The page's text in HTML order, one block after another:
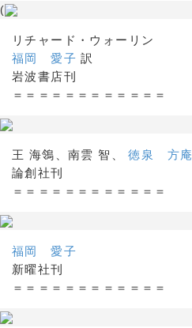
(
リチャード・ウォーリン
福岡 愛子 訳
岩波書店刊
＝＝＝＝＝＝＝＝＝＝＝＝
王 海鴒、南雲 智、徳泉 方庵
論創社刊
＝＝＝＝＝＝＝＝＝＝＝＝
福岡 愛子
新曜社刊
＝＝＝＝＝＝＝＝＝＝＝＝